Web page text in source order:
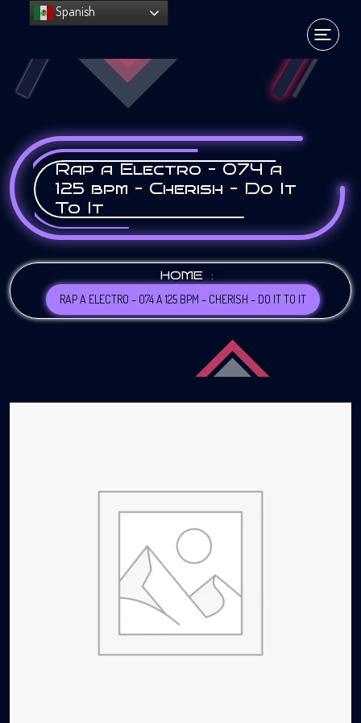
Rap a Electro – 074 a
125 bpm – Cherish – Do It
To It
HOME
:
RAP A ELECTRO – 074 A 125 BPM – CHERISH – DO IT TO IT
Spanish